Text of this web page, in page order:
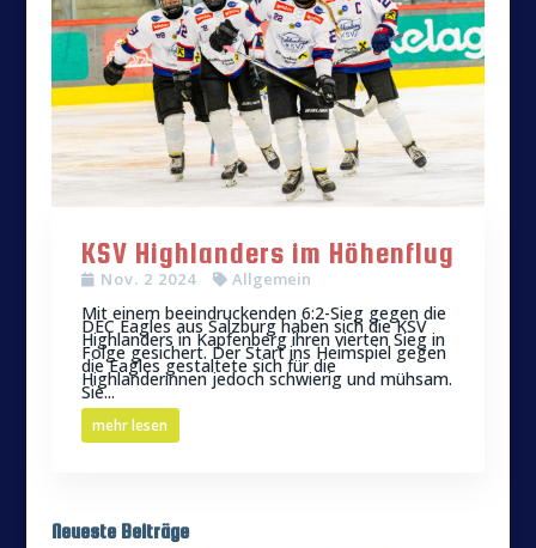
KSV Highlanders im Höhenflug
Nov. 2 2024 Allgemein
Mit einem beeindruckenden 6:2-Sieg gegen die
DEC Eagles aus Salzburg haben sich die KSV
Highlanders in Kapfenberg ihren vierten Sieg in
Folge gesichert. Der Start ins Heimspiel gegen
die Eagles gestaltete sich für die
Highlanderinnen jedoch schwierig und mühsam.
Sie...
mehr lesen
Neueste Beiträge